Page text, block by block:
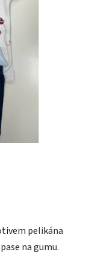
pelikána
na gumu.